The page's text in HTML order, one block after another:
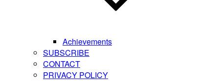
Achievements
SUBSCRIBE
CONTACT
PRIVACY POLICY